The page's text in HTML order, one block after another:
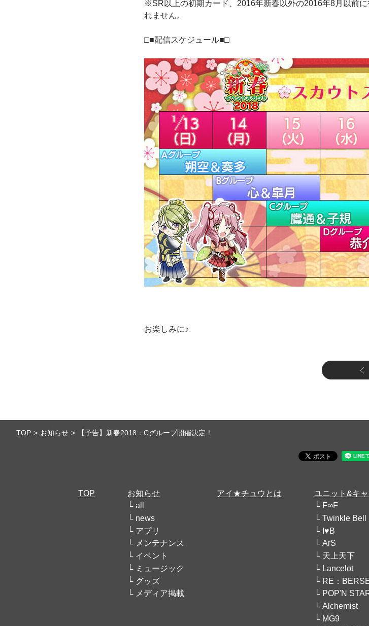
※SR以上の初期カード、2016年新春以外の2016年8月以前
れません。
□■配信スケジュール■□
お楽しみに♪
TOP お知らせ 【予告】新春2018：Cグループ開催決定！
TOP
お知らせ
all
news
アプリ
メンテナンス
イベント
ミュージック
グッズ
メディア掲載
アイ★チュウとは
ユニット&キ
F∞F
Twinkle Bell
I♥B
ArS
天上天下
Lancelot
RE：
POP'N
Alchemist
MG9